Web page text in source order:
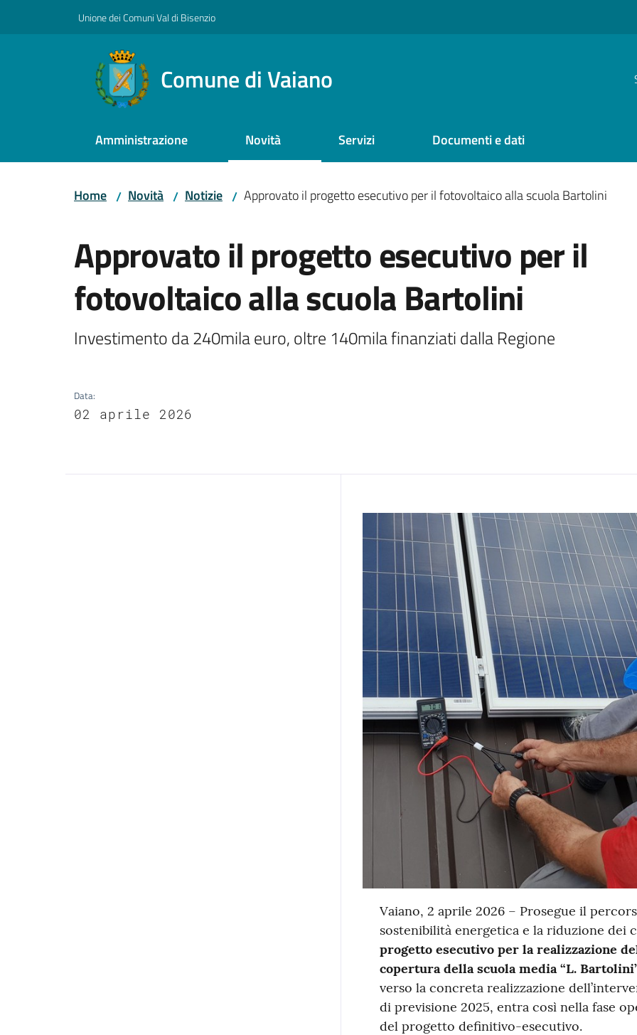
Unione dei Comuni Val di Bisenzio
Comune di Vaiano
Amministrazione Novità Servizi Documenti e dati
Home / Novità / Notizie / Approvato il progetto esecutivo per il fotovoltaico alla scuola Bartolini
Approvato il progetto esecutivo per il
fotovoltaico alla scuola Bartolini
Investimento da 240mila euro, oltre 140mila finanziati dalla Regione
Data:
02 aprile 2026
Contenuto
Vaiano, 2 aprile 2026 – Prosegue il
sostenibilità energetica e la riduzione dei
progetto esecutivo per la realizzazione
copertura della scuola media “L.
verso la concreta realizzazione
di previsione 2025, entra così nella fase
del progetto definitivo-esecutivo.